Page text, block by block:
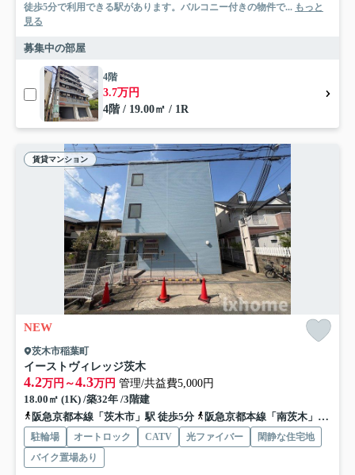
徒歩5分で利用できる駅があります。バルコニー付きの物件で... もっと
見る
募集中の部屋
4階
3.7万円
4階 / 19.00㎡ / 1R
賃貸マンション
NEW
茨木市稲葉町
イーストヴィレッジ茨木
4.2万円～4.3万円 管理/共益費5,000円
18.00㎡ (1K) /築32年 /3階建
阪急京都本線「茨木市」駅 徒歩5分
阪急京都本線「南茨木」駅 徒歩24分
駐輪場 オートロック CATV 光ファイバー
閑静な住宅地
バイク置場あり